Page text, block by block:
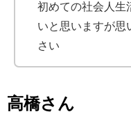
初めての社会人生
いと思いますが思
さい
高橋さん